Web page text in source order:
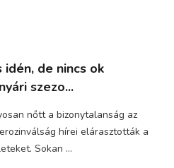
de nincs ok
szezo...
nőtt a bizonytalanság az
hírei elárasztották a
Sokan ...